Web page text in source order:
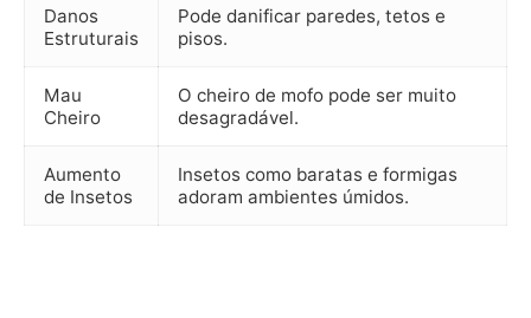
Danos
Estruturais
Pode danificar paredes, tetos e
pisos.
Mau
Cheiro
O cheiro de mofo pode ser muito
desagradável.
Aumento
de Insetos
Insetos como baratas e formigas
adoram ambientes úmidos.